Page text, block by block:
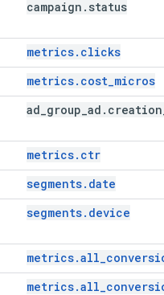
campaign . status
metrics.clicks
metrics.cost_micros
ad group ad . creation
metrics.ctr
segments.date
segments.device